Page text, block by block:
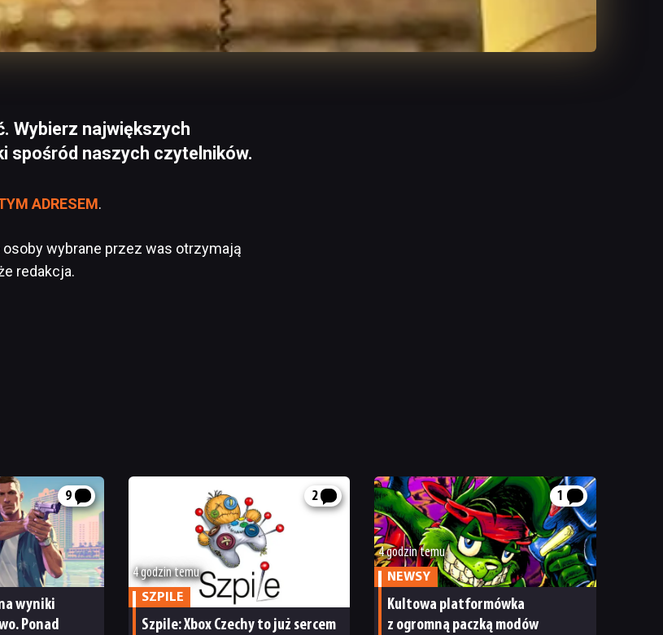
Wybierz największych
spośród naszych czytelników.
ADRESEM.
osoby wybrane przez was otrzymają
redakcja.
9
wyniki
Ponad
2
4 godzin temu
SZPILE
Szpile: Xbox Czechy to już sercem
1
4 godzin temu
NEWSY
Kultowa platformówka
z ogromną paczką modów